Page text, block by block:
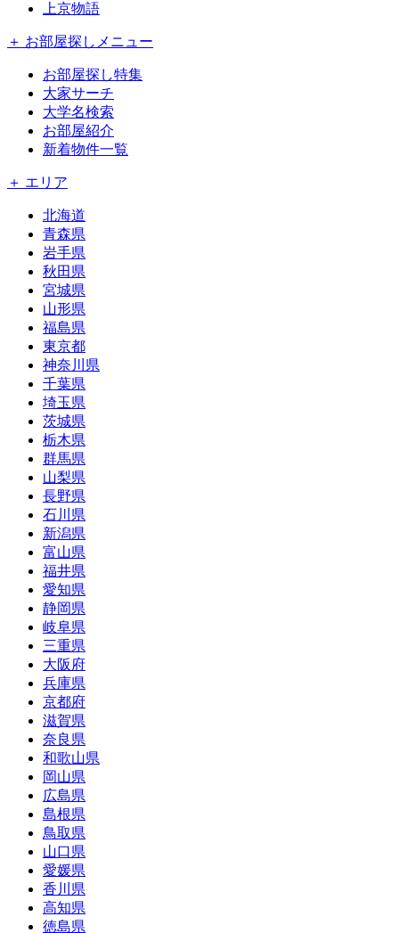
上京物語
＋ お部屋探しメニュー
お部屋探し特集
大家サーチ
大学名検索
お部屋紹介
新着物件一覧
＋ エリア
北海道
青森県
岩手県
秋田県
宮城県
山形県
福島県
東京都
神奈川県
千葉県
埼玉県
茨城県
栃木県
群馬県
山梨県
長野県
石川県
新潟県
富山県
福井県
愛知県
静岡県
岐阜県
三重県
大阪府
兵庫県
京都府
滋賀県
奈良県
和歌山県
岡山県
広島県
島根県
鳥取県
山口県
愛媛県
香川県
高知県
徳島県